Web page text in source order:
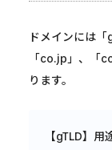
ドメインには
「co.jp」、「
ります。
【gTLD】